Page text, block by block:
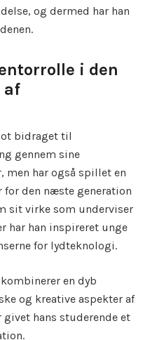
og dermed har han
i den
af
bidraget til
gennem sine
men har også spillet en
for den næste generation
sit virke som underviser
har han inspireret unge
for lydteknologi.
en dyb
og kreative aspekter af
hans studerende et